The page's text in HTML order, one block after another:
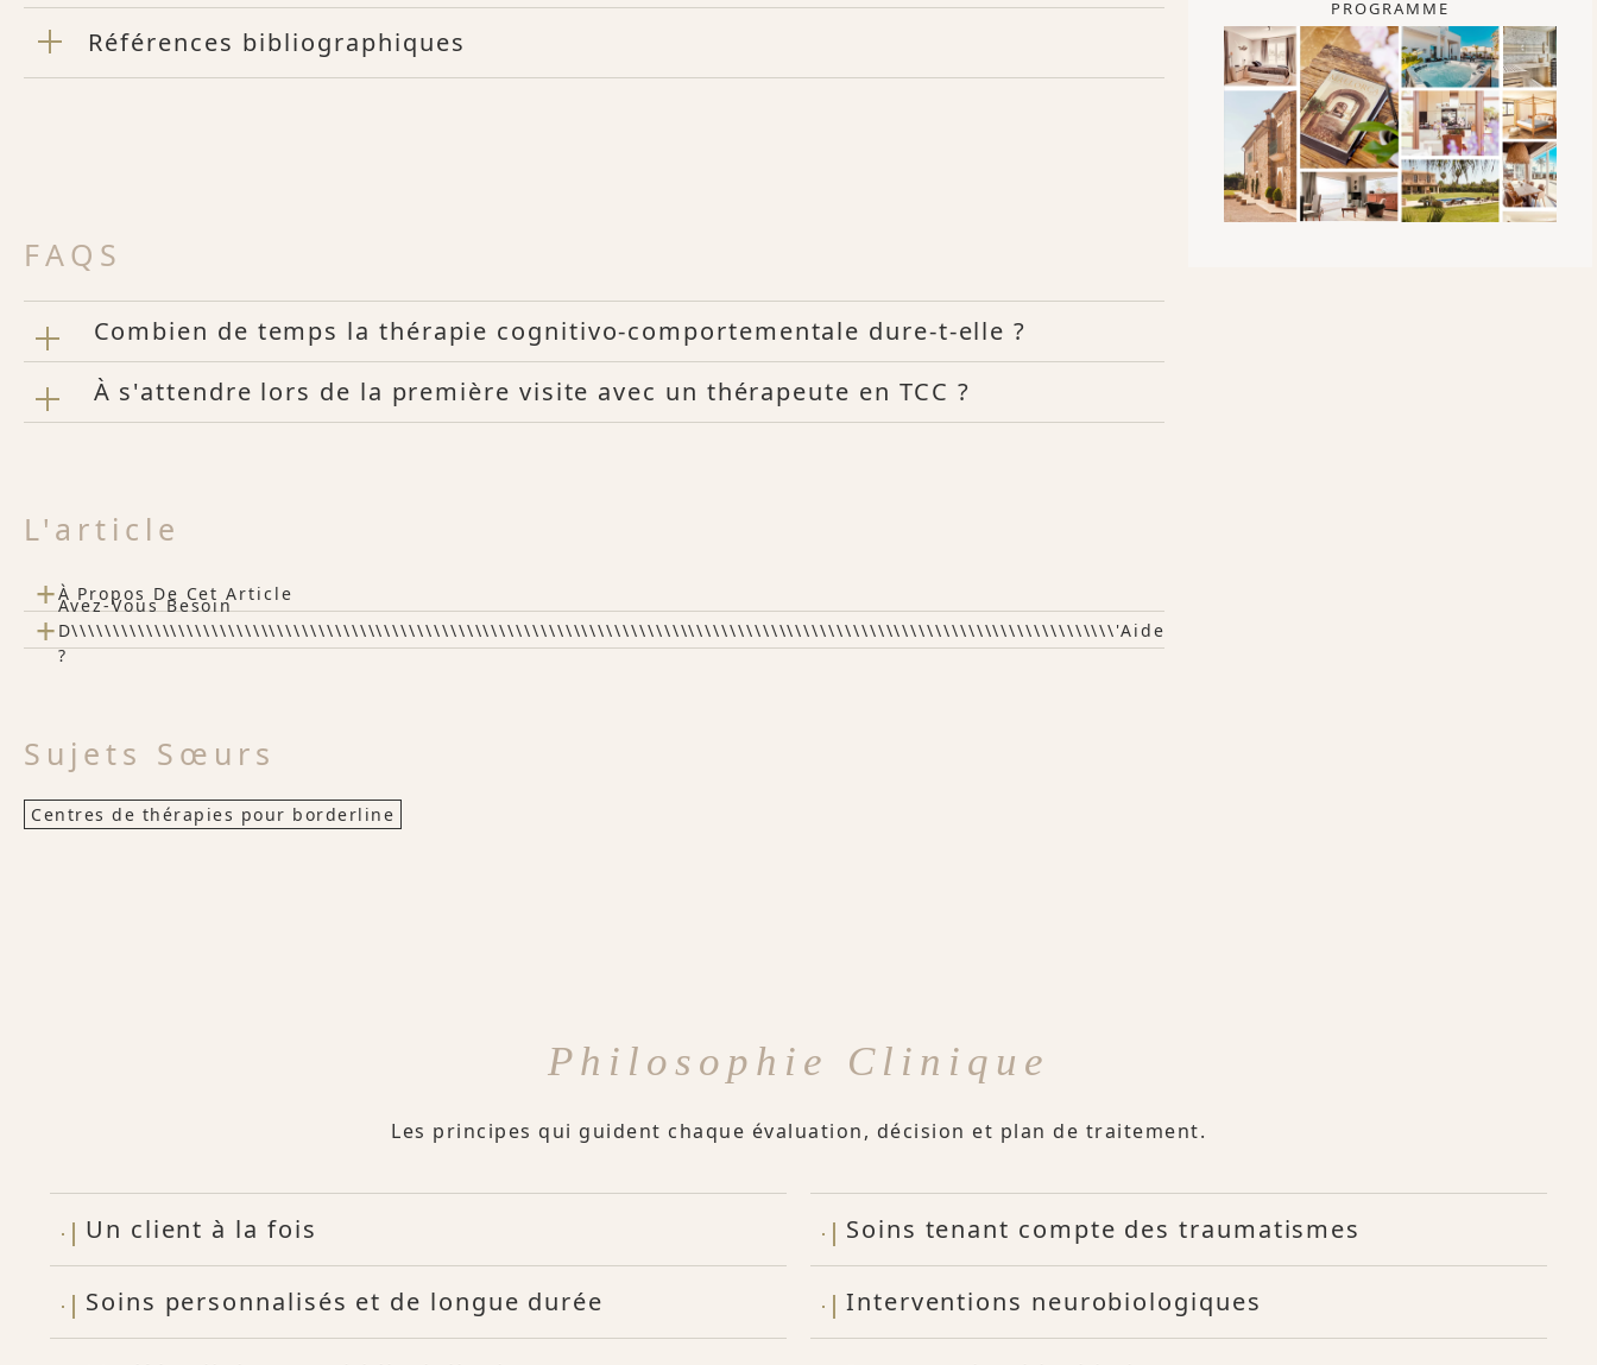
Références bibliographiques
FAQS
Combien de temps la thérapie cognitivo-comportementale dure-t-elle ?
À s'attendre lors de la première visite avec un thérapeute en TCC ?
L'article
+À Propos De Cet Article
+
Avez-Vous Besoin
D\\\\\\\\\\\\\\\\\\\\\\\\\\\\\\\\\\\\\\\\\\\\\\\\\\\\\\\\\\\\\\\\\\\\\\\\\\\\\\\\\\\\\\\\\\\\\\\\\\\\\\\\\\\\\\\\\\\\\\\\\\\\\\\'aide
?
Sujets Sœurs
Centres de thérapies pour borderline
PROGRAMME
Philosophie Clinique
Les principes qui guident chaque évaluation, décision et plan de traitement.
Un client à la fois
Soins personnalisés et de longue durée
Soins tenant compte des traumatismes
Interventions neurobiologiques